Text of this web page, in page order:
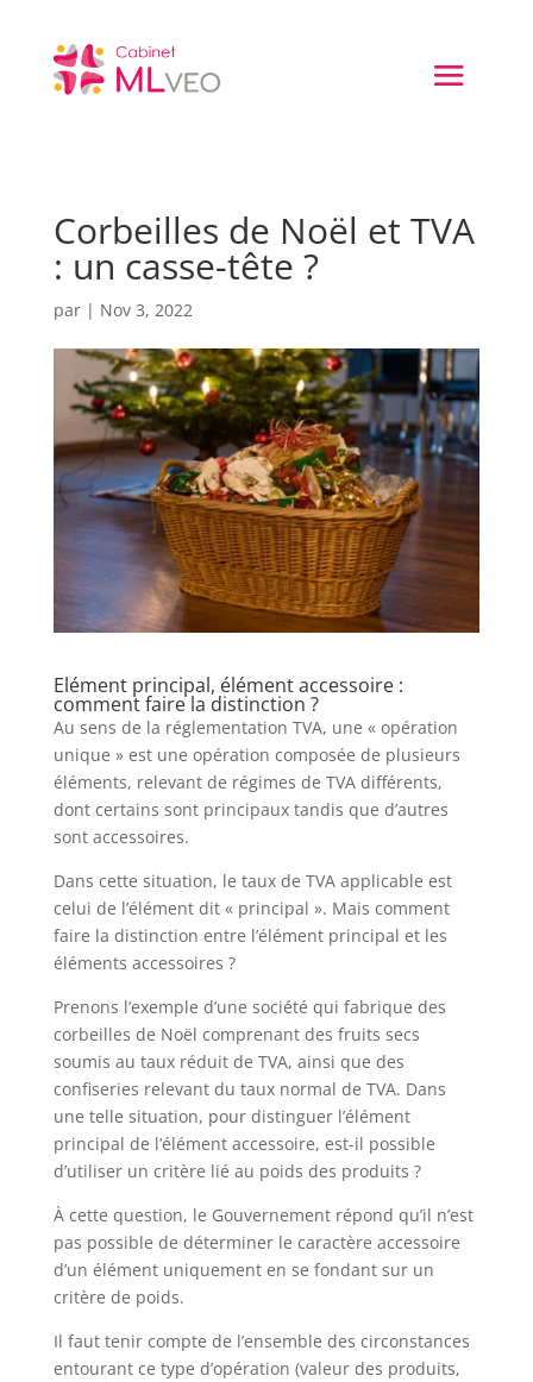
Corbeilles de Noël et TVA
: un casse-tête ?
par | Nov 3, 2022
Elément principal, élément accessoire :
comment faire la distinction ?
Au sens de la réglementation TVA, une « opération
unique » est une opération composée de plusieurs
éléments, relevant de régimes de TVA différents,
dont certains sont principaux tandis que d’autres
sont accessoires.
Dans cette situation, le taux de TVA applicable est
celui de l’élément dit « principal ». Mais comment
faire la distinction entre l’élément principal et les
éléments accessoires ?
Prenons l’exemple d’une société qui fabrique des
corbeilles de Noël comprenant des fruits secs
soumis au taux réduit de TVA, ainsi que des
confiseries relevant du taux normal de TVA. Dans
une telle situation, pour distinguer l’élément
principal de l’élément accessoire, est-il possible
d’utiliser un critère lié au poids des produits ?
À cette question, le Gouvernement répond qu’il n’est
pas possible de déterminer le caractère accessoire
d’un élément uniquement en se fondant sur un
critère de poids.
Il faut tenir compte de l’ensemble des circonstances
entourant ce type d’opération (valeur des produits,